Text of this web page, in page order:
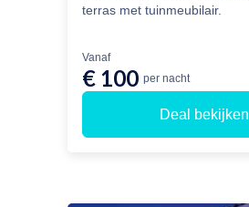
terras met tuinmeubilair.
Vanaf
€ 100 per nacht
Deal bekijken